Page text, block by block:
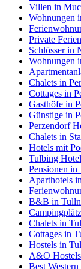
Villen in
Wohnungen
Private
Schlösser in
Wohnungen
Chalets in
Cottages in
Gasthöfe in
Günstige in
Perzendorf
Chalets in
Hotels mit
Tulbing
Pensionen in
Aparthotels
B&B in Tulln
Chalets in
Cottages in
Hostels in
A&O
Best